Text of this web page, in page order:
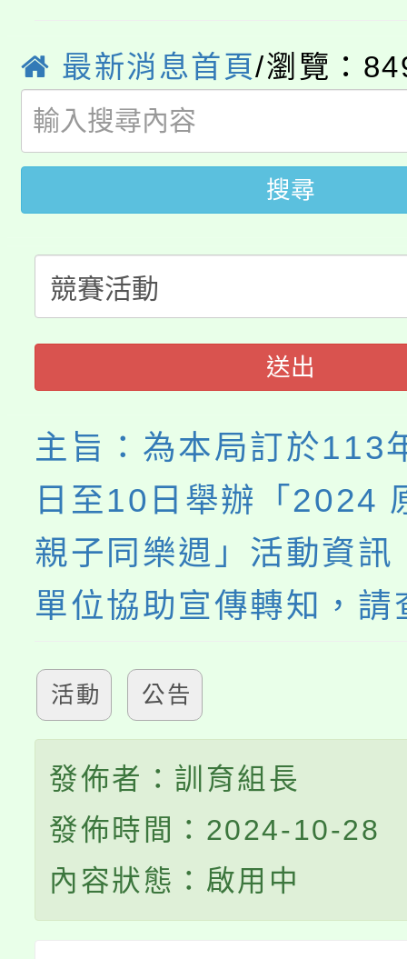
局官網。
8月14至27日，桃園電
開!
115年桃園市運動會8/
田徑場及游泳池舉行。
桃園市低收入戶享有免
視費優惠，中低收入戶
半價優惠，詳情可洽有
者。
大園自造教育及科技
份教師增能研習
大溪自造教育及科技中
份教師研習
淨零綠生活教案入校路
會
115年食農教育專業人
程
最新消息首頁/瀏覽：
搜尋
送出
主旨：為本局訂於113
日至10日舉辦「2024
親子同樂週」活動資訊
單位協助宣傳轉知，請
活動 公告
發佈者：訓育組長
發佈時間：2024-10-28
內容狀態：啟用中